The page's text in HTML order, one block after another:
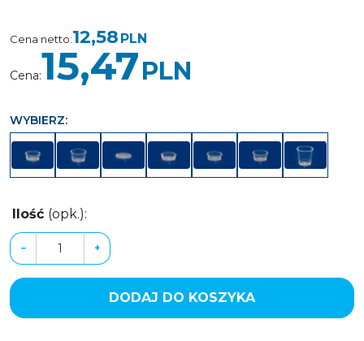
Cena netto:12,58 PLN
Cena:15,47PLN
WYBIERZ:
Ilość (opk.):
− +
DODAJ DO KOSZYKA